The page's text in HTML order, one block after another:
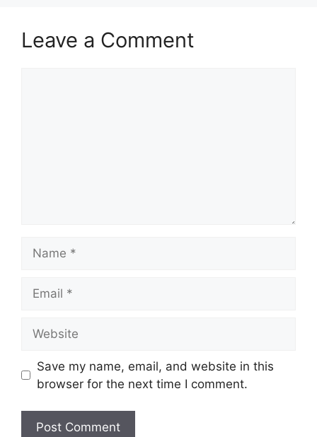
Leave a Comment
Save my name, email, and website in this
browser for the next time I comment.